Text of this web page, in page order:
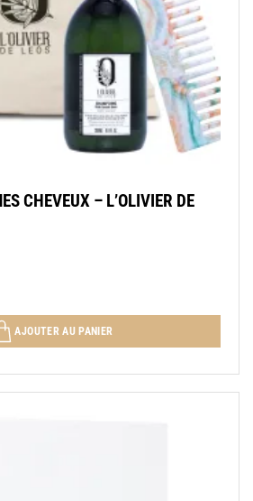
CHEVEUX – L’OLIVIER DE
MES CHEVEUX - L'OLIVIER DE LEOS
AJOUTER AU PANIER